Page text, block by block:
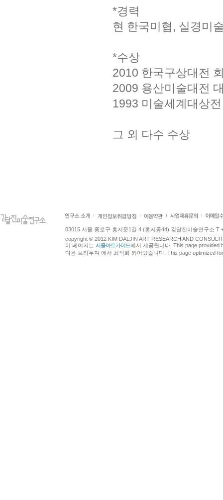
*경력
현 한국미협, 실경미
*수상
2010 한국구상대전
2009 용산미술대전
1993 미술세계대상
그 외 다수 수상
03015 서울 종로구 홍지문1길 4 (홍지동44) 김달진미술연구소 T
copyright © 2012 KIM DALJIN ART RESEARCH AND
이 페이지는 서울아트가이드에서 제공됩니다. This page provided
다음 브라우져 에서 최적화 되어있습니다. This page optimized